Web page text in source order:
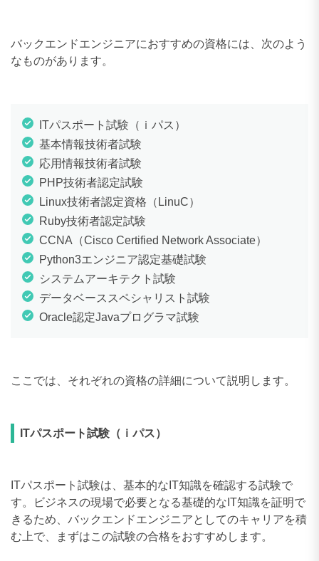
バックエンドエンジニアにおすすめの資格には、次のよう
なものがあります。
ITパスポート試験（ｉパス）
基本情報技術者試験
応用情報技術者試験
PHP技術者認定試験
Linux技術者認定資格（LinuC）
Ruby技術者認定試験
CCNA（Cisco Certified Network Associate）
Python3エンジニア認定基礎試験
システムアーキテクト試験
データベーススペシャリスト試験
Oracle認定Javaプログラマ試験
ここでは、それぞれの資格の詳細について説明します。
ITパスポート試験（ｉパス）
ITパスポート試験は、基本的なIT知識を確認する試験で
す。ビジネスの現場で必要となる基礎的なIT知識を証明で
きるため、バックエンドエンジニアとしてのキャリアを積
む上で、まずはこの試験の合格をおすすめします。